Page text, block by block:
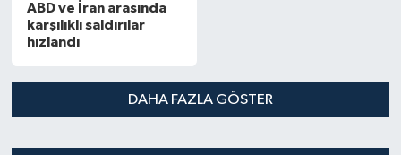
ABD ve İran arasında
karşılıklı saldırılar
hızlandı
DAHA FAZLA GÖSTER